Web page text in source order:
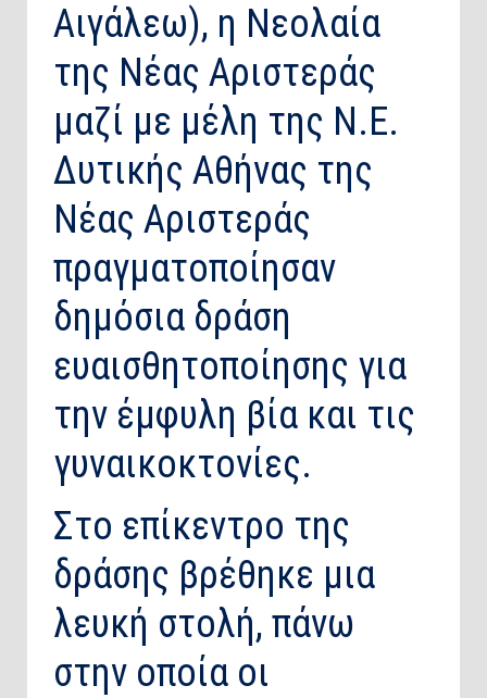
Αιγάλεω), η Νεολαία
της Νέας Αριστεράς
μαζί με μέλη της Ν.Ε.
Δυτικής Αθήνας της
Νέας Αριστεράς
πραγματοποίησαν
δημόσια δράση
ευαισθητοποίησης για
την έμφυλη βία και τις
γυναικοκτονίες.
Στο επίκεντρο της
δράσης βρέθηκε μια
λευκή στολή, πάνω
στην οποία οι